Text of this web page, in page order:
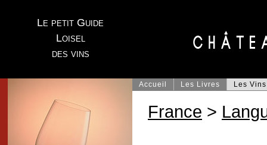
Le petit Guide
Loisel
des vins
Accueil Les Livres Les Vins
France >